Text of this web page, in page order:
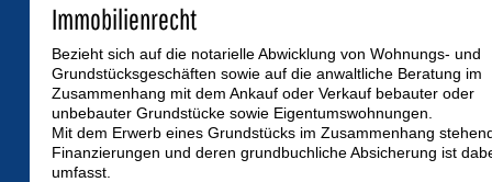
Immobilienrecht
Bezieht sich auf die notarielle Abwicklung von Wohnungs- und
Grundstücksgeschäften sowie auf die anwaltliche Beratung im
Zusammenhang mit dem Ankauf oder Verkauf bebauter oder
unbebauter Grundstücke sowie Eigentumswohnungen.
Mit dem Erwerb eines Grundstücks im Zusammenhang
Finanzierungen und deren grundbuchliche Absicherung ist
umfasst.